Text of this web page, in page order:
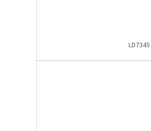
LD7345